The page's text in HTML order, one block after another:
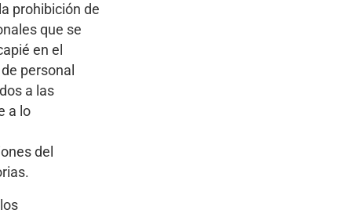
prohibición de
que se
en el
personal
a las
a lo
del